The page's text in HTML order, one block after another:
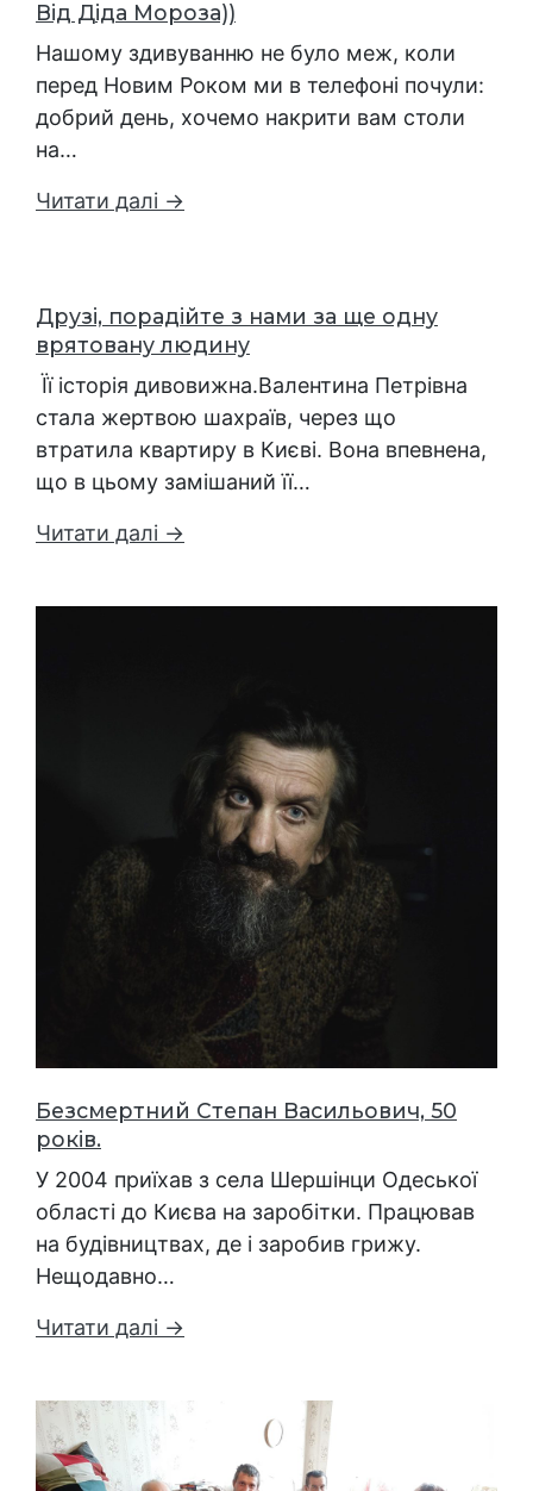
Від Діда Мороза))
Нашому здивуванню не було меж, коли
перед Новим Роком ми в телефоні почули:
добрий день, хочемо накрити вам столи
на…
Читати далі →
Друзі, порадійте з нами за ще одну
врятовану людину
Її історія дивовижна.Валентина Петрівна
стала жертвою шахраїв, через що
втратила квартиру в Києві. Вона впевнена,
що в цьому замішаний її…
Читати далі →
Безсмертний Степан Васильович, 50
років.
У 2004 приїхав з села Шершінци Одеської
області до Києва на заробітки. Працював
на будівництвах, де і заробив грижу.
Нещодавно…
Читати далі →